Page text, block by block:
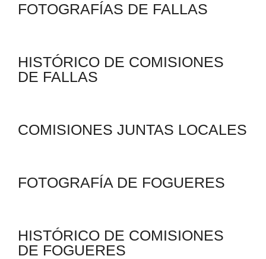
FOTOGRAFÍAS DE FALLAS
HISTÓRICO DE COMISIONES
DE FALLAS
COMISIONES JUNTAS LOCALES
FOTOGRAFÍA DE FOGUERES
HISTÓRICO DE COMISIONES
DE FOGUERES